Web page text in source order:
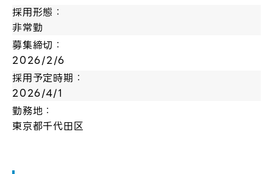
採用形態：
非常勤
募集締切：
2026/2/6
採用予定時期：
2026/4/1
勤務地：
東京都千代田区